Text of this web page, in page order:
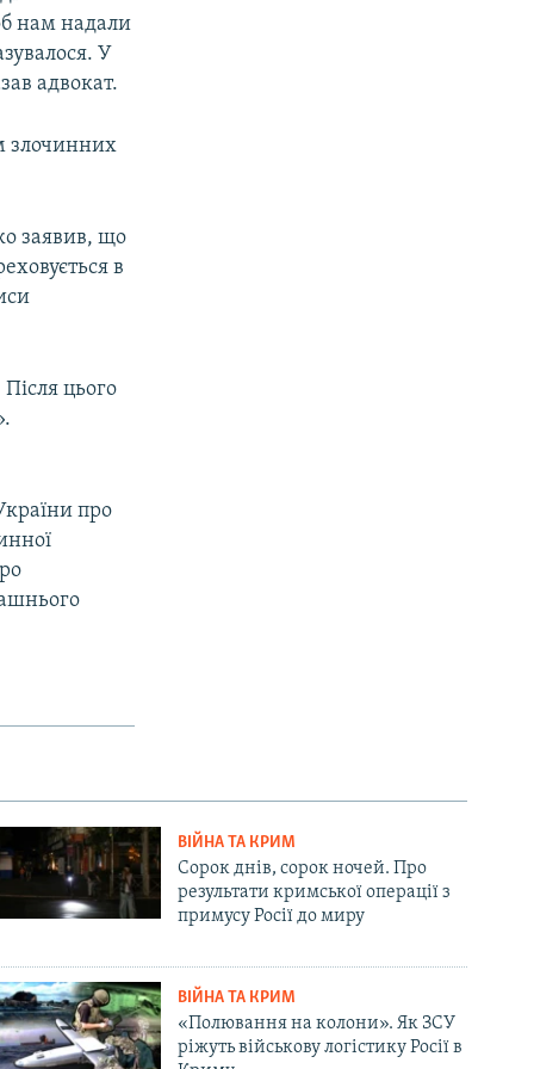
нам надали
У
адвокат.
злочинних
заявив, що
в
цього
про
ВІЙНА ТА КРИМ
Сорок днів, сорок ночей. Про
результати кримської операції з
примусу Росії до миру
ВІЙНА ТА КРИМ
«Полювання на колони». Як ЗСУ
ріжуть військову логістику Росії в